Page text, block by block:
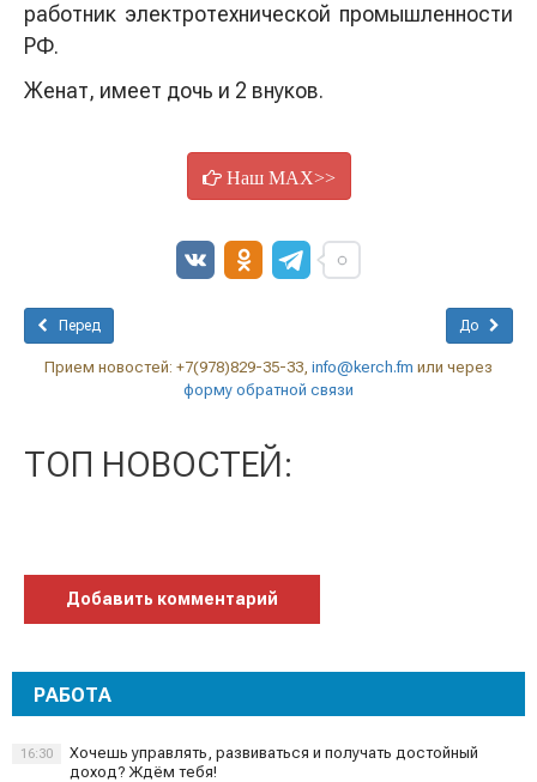
работник электротехнической промышленности
РФ.
Женат, имеет дочь и 2 внуков.
Наш MAX>>
Перед До
Прием новостей: +7(978)829-35-33, info@kerch.fm или через
форму обратной связи
ТОП НОВОСТЕЙ:
Добавить комментарий
РАБОТА
Хочешь управлять, развиваться и получать достойный
доход? Ждём тебя!
16:30